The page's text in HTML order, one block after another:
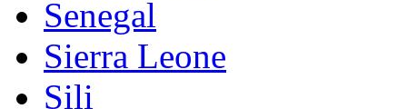
Senegal
Sierra Leone
Şili